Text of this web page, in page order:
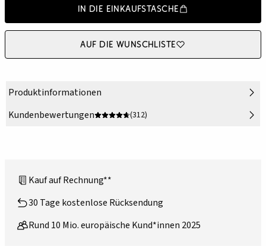
In die Einkaufstasche
Auf die Wunschliste
Produktinformationen
Kundenbewertungen
(312)
Kauf auf Rechnung**
30 Tage kostenlose Rücksendung
Rund 10 Mio. europäische Kund*innen 2025